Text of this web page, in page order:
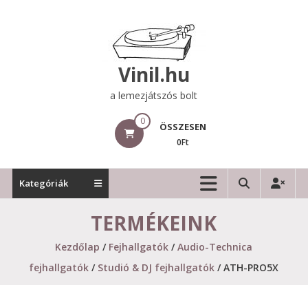
Vinil.hu
a lemezjátszós bolt
0 ÖSSZESEN
0Ft
Kategóriák
TERMÉKEINK
Kezdőlap / Fejhallgatók /Audio-Technica
fejhallgatók / Studió & DJ fejhallgatók / ATH-PRO5X